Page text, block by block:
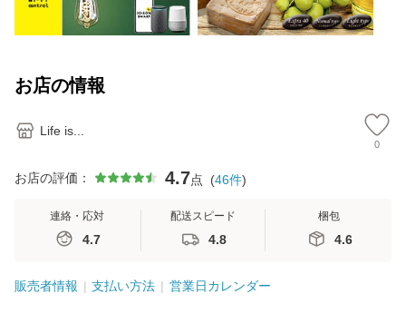
お店の情報
Life is...
0
お店の評価： 4.7点 (46件)
連絡・応対
4.7
配送スピード
4.8
梱包
4.6
販売者情報 支払い方法 営業日カレンダー